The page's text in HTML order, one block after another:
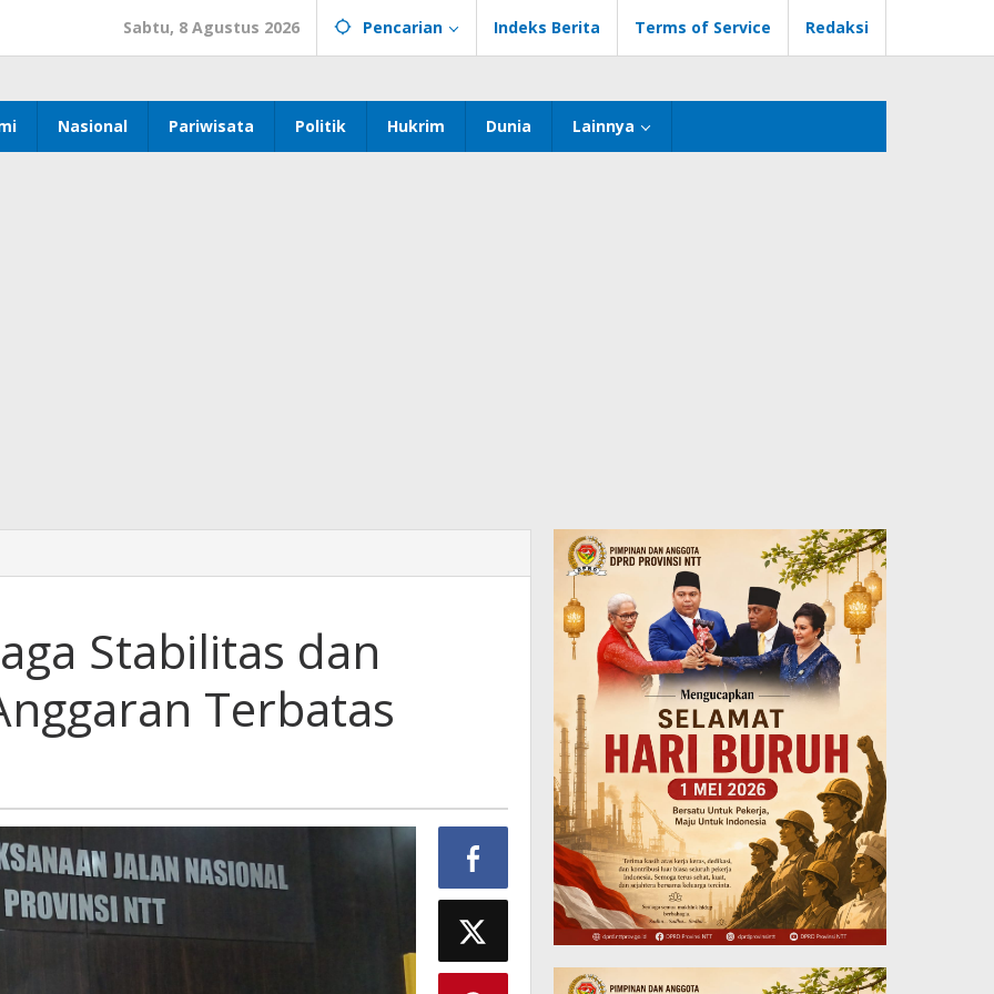
Sabtu, 8 Agustus 2026 Pencarian Indeks Berita Terms of Service Redaksi
Nasional Pariwisata Politik Hukrim Dunia Lainnya
Stabilitas dan
Terbatas